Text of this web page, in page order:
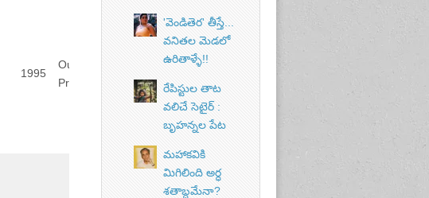
1995
Out of
Print
'వెండితెర' తీస్తే...
వనితల మెడలో
ఉరితాళ్ళే!!
రేపిస్టుల తాట
వలిచే సెటైర్ :
బృహన్నల పేట
మహాకవికి
మిగిలింది అర్ధ
శతాబ్దమేనా?